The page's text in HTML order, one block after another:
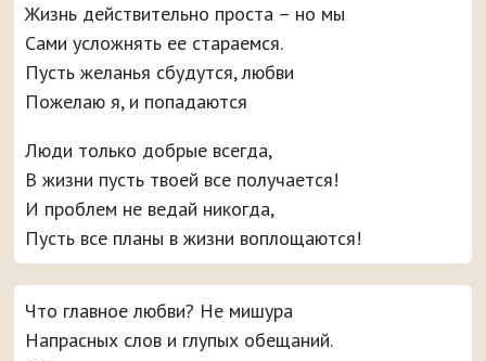
Жизнь действительно проста – но мы
Сами усложнять ее стараемся.
Пусть желанья сбудутся, любви
Пожелаю я, и попадаются
Люди только добрые всегда,
В жизни пусть твоей все получается!
И проблем не ведай никогда,
Пусть все планы в жизни воплощаются!
Что главное любви? Не мишура
Напрасных слов и глупых обещаний.